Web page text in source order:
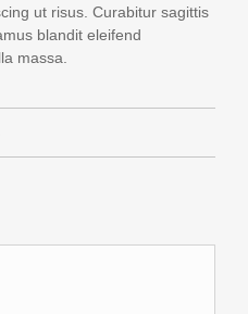
ut risus. Curabitur sagittis
blandit eleifend
massa.